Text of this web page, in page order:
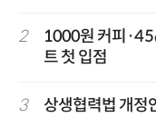
2
1000원 커피
트 첫 입점
3 상생협력법 개정